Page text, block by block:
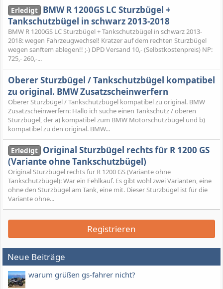
Erledigt BMW R 1200GS LC Sturzbügel +
Tankschutzbügel in schwarz 2013-2018
BMW R 1200GS LC Sturzbügel + Tankschutzbügel in schwarz 2013-
2018: wegen Fahrzeugwechsel! Kratzer auf dem rechten Sturzbügel
wegen sanftem ablegen!! ;-) DPD Versand 10,- (Selbstkostenpreis) NP:
725,- 260,-...
Oberer Sturzbügel / Tankschutzbügel kompatibel
zu original. BMW Zusatzscheinwerfern
Oberer Sturzbügel / Tankschutzbügel kompatibel zu original. BMW
Zusatzscheinwerfern: Hallo ich suche einen Tankschutz / oberen
Sturzbügel, der a) kompatibel zum BMW Motorschutzbügel und b)
kompatibel zu den original. BMW...
Erledigt Original Sturzbügel rechts für R 1200 GS
(Variante ohne Tankschutzbügel)
Original Sturzbügel rechts für R 1200 GS (Variante ohne
Tankschutzbügel): War ein Fehlkauf. Es gibt wohl zwei Varianten, eine
ohne den Sturzbügel am Tank, eine mit. Dieser Sturzbügel ist für die
Variante ohne...
Registrieren
Neue Beiträge
warum grüßen gs-fahrer nicht?